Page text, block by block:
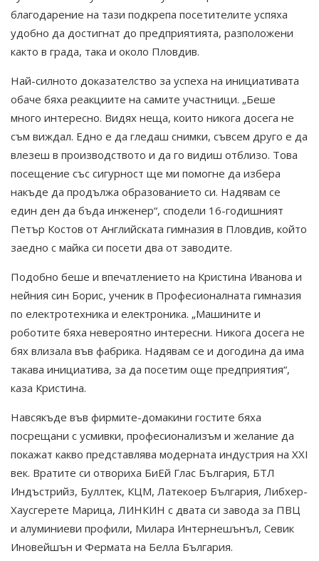
благодарение на тази подкрепа посетителите успяха
удобно да достигнат до предприятията, разположени
както в града, така и около Пловдив.
Най-силното доказателство за успеха на инициативата
обаче бяха реакциите на самите участници. „Беше
много интересно. Видях неща, които никога досега не
съм виждал. Едно е да гледаш снимки, съвсем друго е да
влезеш в производството и да го видиш отблизо. Това
посещение със сигурност ще ми помогне да избера
накъде да продължа образованието си. Надявам се
един ден да бъда инженер“, сподели 16-годишният
Петър Костов от Английската гимназия в Пловдив, който
заедно с майка си посети два от заводите.
Подобно беше и впечатлението на Кристина Иванова и
нейния син Борис, ученик в Професионалната гимназия
по електротехника и електроника. „Машините и
роботите бяха невероятно интересни. Никога досега не
бях влизала във фабрика. Надявам се и догодина да има
такава инициатива, за да посетим още предприятия“,
каза Кристина.
Навсякъде във фирмите-домакини гостите бяха
посрещани с усмивки, професионализъм и желание да
покажат какво представлява модерната индустрия на XXI
век. Вратите си отвориха БиЕй Глас България, БТЛ
Индъстрийз, Буллтек, КЦМ, Латекоер България, Либхер-
Хаусгерете Марица, ЛИНКИН с двата си завода за ПВЦ
и алуминиеви профили, Милара Интернешънъл, Севик
Иновейшън и Фермата на Белла България.